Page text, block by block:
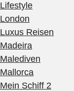
Lifestyle
London
Luxus Reisen
Madeira
Malediven
Mallorca
Mein Schiff 2